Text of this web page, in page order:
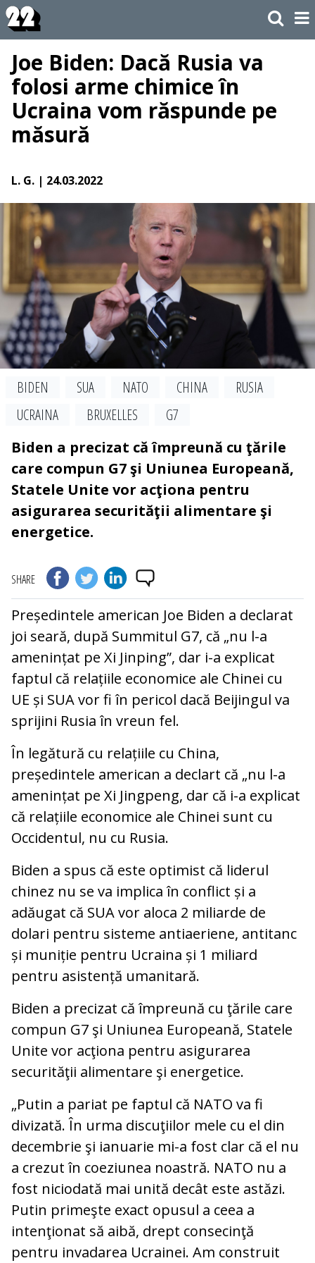
Joe Biden: Dacă Rusia va
folosi arme chimice în
Ucraina vom răspunde pe
măsură
L. G. | 24.03.2022
BIDEN SUA NATO CHINA
RUSIA
UCRAINA
BRUXELLES
G7
Biden a precizat că împreună cu ţările
care compun G7 şi Uniunea Europeană,
Statele Unite vor acţiona pentru
asigurarea securităţii alimentare şi
energetice.
SHARE
Președintele american Joe Biden a declarat
joi seară, după Summitul G7, că „nu l-a
amenințat pe Xi Jinping”, dar i-a explicat
faptul că relațiile economice ale Chinei cu
UE și SUA vor fi în pericol dacă Beijingul va
sprijini Rusia în vreun fel.
În legătură cu relațiile cu China,
președintele american a declart că „nu l-a
amenințat pe Xi Jingpeng, dar că i-a explicat
că relațiile economice ale Chinei sunt cu
Occidentul, nu cu Rusia.
Biden a spus că este optimist că liderul
chinez nu se va implica în conflict și a
adăugat că SUA vor aloca 2 miliarde de
dolari pentru sisteme antiaeriene, antitanc
și muniție pentru Ucraina și 1 miliard
pentru asistență umanitară.
Biden a precizat că împreună cu ţările care
compun G7 şi Uniunea Europeană, Statele
Unite vor acţiona pentru asigurarea
securităţii alimentare şi energetice.
„Putin a pariat pe faptul că NATO va fi
divizată. În urma discuţiilor mele cu el din
decembrie şi ianuarie mi-a fost clar că el nu
a crezut în coeziunea noastră. NATO nu a
fost niciodată mai unită decât este astăzi.
Putin primeşte exact opusul a ceea a
intenţionat să aibă, drept consecinţă
pentru invadarea Ucrainei. Am construit